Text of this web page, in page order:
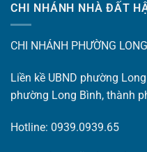
CHI NHÁNH NHÀ ĐẤT
CHI NHÁNH PHƯỜNG
Liền kề UBND phường
phường Long Bình, thành
Hotline: 0939.0939.65